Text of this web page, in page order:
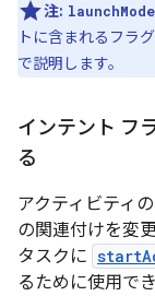
注: launchMode
トに含まれるフラ
で説明します。
インテント フ
る
アクティビティ
の関連付けを変
タスクに
るために使用で